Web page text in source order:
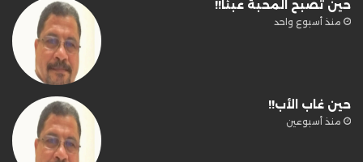
حين تصبح المحبة عبئًا!!
منذ أسبوع واحد
حين غاب الأب!!
منذ أسبوعين